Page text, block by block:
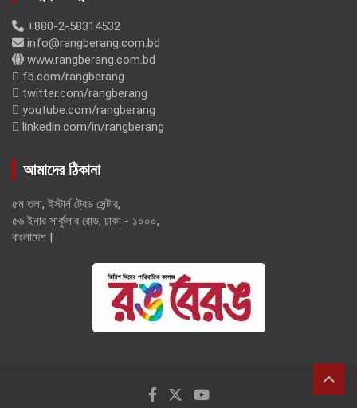
+880-2-58314532
info@rangberang.com.bd
www.rangberang.com.bd
fb.com/rangberang
twitter.com/rangberang
youtube.com/rangberang
linkedin.com/in/rangberang
আমাদের ঠিকানা
৫ম তলা, ইস্টার্ন ট্রেড সেন্টার,
৫৬ ইনার সার্কুলার রোড, ঢাকা - ১০০০,
বাংলাদেশ |